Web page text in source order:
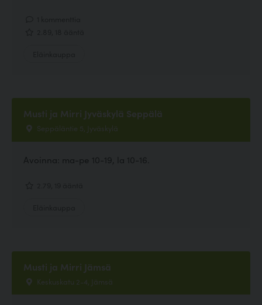
Musti ja Mirri Jyväskylä Seppälä
Seppäläntie 5, Jyväskylä
Avoinna: ma-pe 10-19, la 10-16.
Musti ja Mirri Jämsä
Keskuskatu 2-4, Jämsä